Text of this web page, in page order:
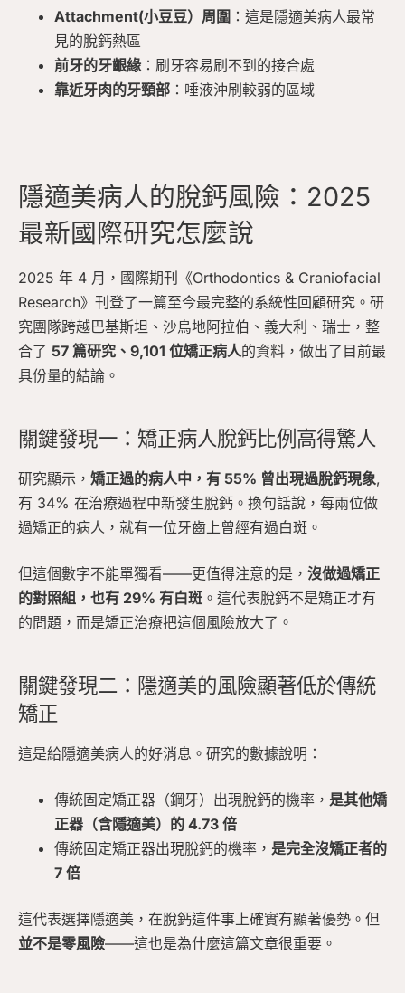
Attachment(小豆豆）周圍 ：這是隱適美病人最常
見的脫鈣熱區
前牙的牙齦緣：刷牙容易刷不到的接合處
靠近牙肉的牙頸部 ：唾液沖刷較弱的區域
隱適美病人的脫鈣風險：2025
最新國際研究怎麼說
2025 年 4 月，國際期刊《Orthodontics & Craniofacial
Research》刊登了一篇至今最完整的系統性回顧研究。研
究團隊跨越巴基斯坦、沙烏地阿拉伯、義大利、瑞士，整
合了 57 篇研究、9,101 位矯正病人的資料，做出了目前最
具份量的結論。
關鍵發現一：矯正病人脫鈣比例高得驚人
研究顯示， 矯正過的病人中，有 55% 曾出現過脫鈣現象,
有 34% 在治療過程中新發生脫鈣。換句話說，每兩位做
過矯正的病人，就有一位牙齒上曾經有過白斑。
但這個數字不能單獨看——更值得注意的是， 沒做過矯正
的對照組，也有 29% 有白斑 。這代表脫鈣不是矯正才有
的問題，而是矯正治療把這個風險放大了。
關鍵發現二：隱適美的風險顯著低於傳統
矯正
這是給隱適美病人的好消息。研究的數據說明：
傳統固定矯正器（鋼牙）出現脫鈣的機率， 是其他矯
正器（含隱適美）的 4.73 倍
傳統固定矯正器出現脫鈣的機率， 是完全沒矯正者的
7 倍
這代表選擇隱適美，在脫鈣這件事上確實有顯著優勢。但
並不是零風險——這也是為什麼這篇文章很重要。